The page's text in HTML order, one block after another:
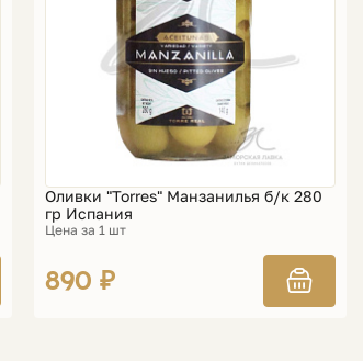
Оливки "Torres" Манзанилья б/к 280
гр Испания
Цена за 1 шт
890 ₽